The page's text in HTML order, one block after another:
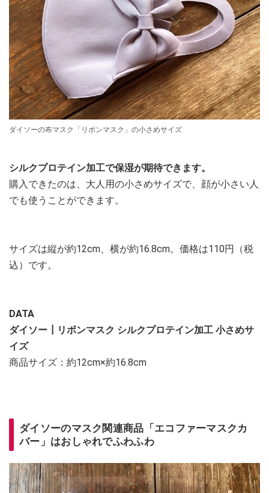
ダイソーの布マスク「リボンマスク」の小さめサイズ
シルクプロテイン加工で保湿が期待できます。
購入できたのは、大人用の小さめサイズで、顔が小さい人
でも使うことができます。
サイズは縦が約12cm、横が約16.8cm。価格は110円（税
込）です。
DATA
ダイソー┃リボンマスク シルクプロテイン加工 小さめサ
イズ
商品サイズ：約12cm×約16.8cm
ダイソーのマスク関連商品「エコファーマスクカ
バー」はおしゃれでふわふわ